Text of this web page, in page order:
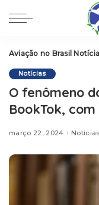
Aviação no Brasil
Notícias
O fenômeno
BookTok,
março 22, 2024 Notícias